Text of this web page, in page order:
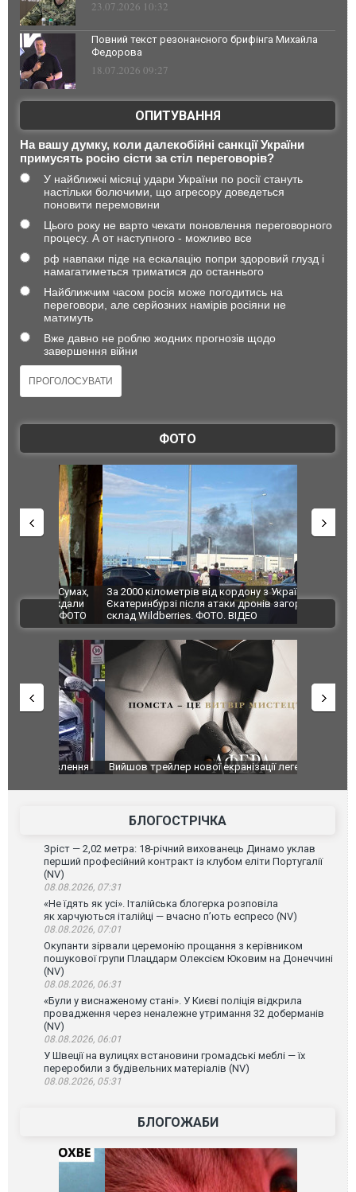
23.07.2026 10:32
Повний текст резонансного брифінга Михайла
Федорова
18.07.2026 09:27
ОПИТУВАННЯ
На вашу думку, коли далекобійні санкції України
примусять росію сісти за стіл переговорів?
У найближчі місяці удари України по росії стануть
настільки болючими, що агресору доведеться
поновити перемовини
Цього року не варто чекати поновлення переговорного
процесу. А от наступного - можливо все
рф навпаки піде на ескалацію попри здоровий глузд і
намагатиметься триматися до останнього
Найближчим часом росія може погодитись на
переговори, але серйозних намірів росіяни не
матимуть
Вже давно не роблю жодних прогнозів щодо
завершення війни
ФОТО
За 2000 кілометрів від кордону з Україною: в
Єкатеринбурзі після атаки дронів загорівся
склад Wildberries. ФОТО. ВІДЕО
"Мої
ВІДЕО
Вийшов трейлер нової екранізації легендарного
БЛОГОСТРІЧКА
Зріст — 2,02 метра: 18-річний вихованець Динамо уклав
перший професійний контракт із клубом еліти Португалії
(NV)
08.08.2026, 07:31
«Не їдять як усі». Італійська блогерка розповіла
як харчуються італійці — вчасно п’ють еспресо (NV)
08.08.2026, 07:01
Окупанти зірвали церемонію прощання з керівником
пошукової групи Плацдарм Олексієм Юковим на Донеччині
(NV)
08.08.2026, 06:31
«Були у виснаженому стані». У Києві поліція відкрила
провадження через неналежне утримання 32 доберманів
(NV)
08.08.2026, 06:01
У Швеції на вулицях встановини громадські меблі — їх
переробили з будівельних матеріалів (NV)
08.08.2026, 05:31
БЛОГОЖАБИ